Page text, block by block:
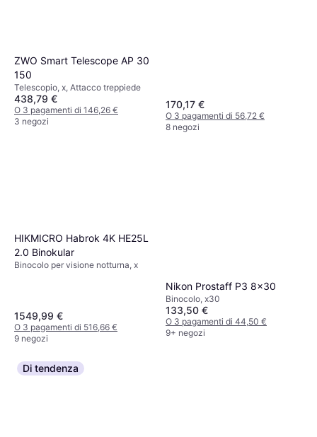
ZWO Smart Telescope AP 30
150
Telescopio, x, Attacco treppiede
438,79 €
O 3 pagamenti di 146,26 €
3 negozi
170,17 €
O 3 pagamenti di 56,72 €
8 negozi
HIKMICRO Habrok 4K HE25L
2.0 Binokular
Binocolo per visione notturna, x
1549,99 €
O 3 pagamenti di 516,66 €
9 negozi
Nikon Prostaff P3 8x30
Binocolo, x30
133,50 €
O 3 pagamenti di 44,50 €
9+ negozi
Di tendenza